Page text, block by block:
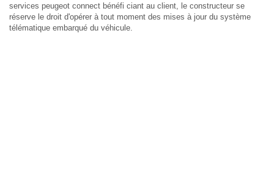
services peugeot connect bénéfi ciant au client, le constructeur se
réserve le droit d'opérer à tout moment des mises à jour du système
télématique embarqué du véhicule.